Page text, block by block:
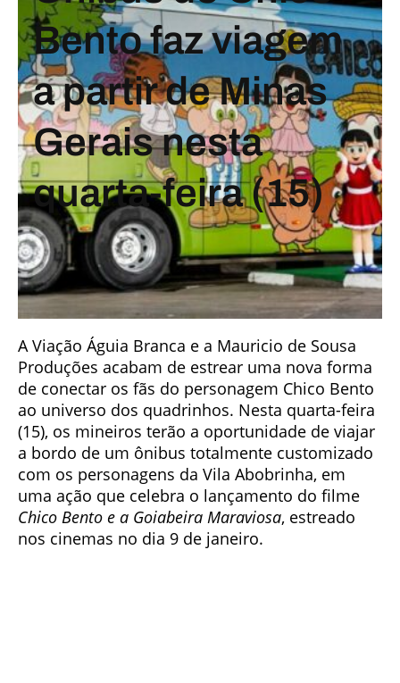
Bento faz viagem
a partir de Minas
Gerais nesta
quarta-feira (15)
A Viação Águia Branca e a Mauricio de Sousa
Produções acabam de estrear uma nova forma
de conectar os fãs do personagem Chico Bento
ao universo dos quadrinhos. Nesta quarta-feira
(15), os mineiros terão a oportunidade de viajar
a bordo de um ônibus totalmente customizado
com os personagens da Vila Abobrinha, em
uma ação que celebra o lançamento do filme
Chico Bento e a Goiabeira Maraviosa, estreado
nos cinemas no dia 9 de janeiro.